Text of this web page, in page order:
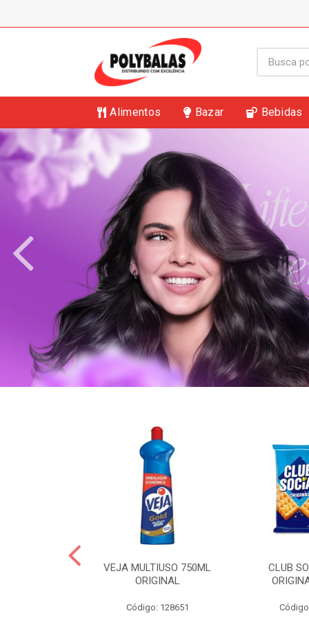
Alimentos Bazar Bebidas
VEJA MULTIUSO 750ML
ORIGINAL
Código: 128651
CLUB